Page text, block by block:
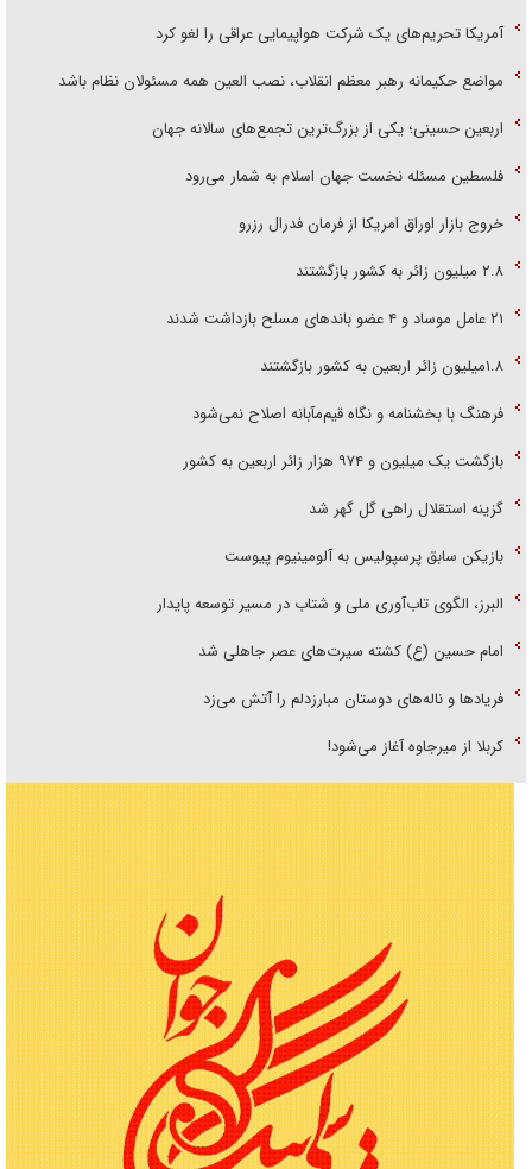
آمریکا تحریم‌های یک شرکت هواپیمایی عراقی را لغو کرد
مواضع حکیمانه رهبر معظم انقلاب، نصب العین همه مسئولان نظام باشد
اربعین حسینی؛ یکی از بزرگ‌ترین تجمع‌های سالانه جهان
فلسطین مسئله نخست جهان اسلام به شمار می‌رود
خروج بازار اوراق امریکا از فرمان فدرال رزرو
۲.۸ میلیون زائر به کشور بازگشتند
۲۱ عامل موساد و ۴ عضو باند‌های مسلح بازداشت شدند
۱.۸میلیون زائر اربعین به کشور بازگشتند
فرهنگ با بخشنامه و نگاه قیم‌مآبانه اصلاح نمی‌شود
بازگشت یک میلیون و ۹۷۴ هزار زائر اربعین به کشور
گزینه استقلال راهی گل گهر شد
بازیکن سابق پرسپولیس به آلومینیوم پیوست
البرز، الگوی تاب‌آوری ملی و شتاب در مسیر توسعه پایدار
امام حسین (ع) کشته سیرت‌های عصر جاهلی شد
فریاد‌ها و ناله‌های دوستان مبارزدلم را آتش می‌زد
کربلا از میرجاوه آغاز می‌شود!